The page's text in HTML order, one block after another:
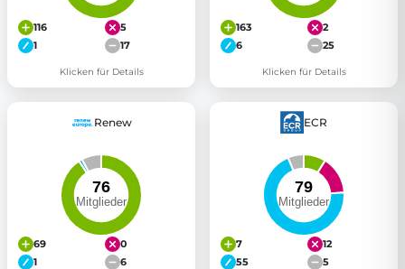
116
5
1
17
Klicken für Details
163
2
6
25
Klicken für Details
Renew
69
0
1
6
ECR
7
12
55
5